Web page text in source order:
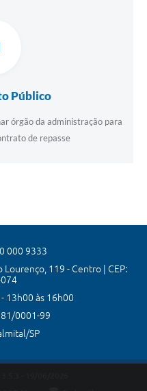
Público
órgão da administração para
de repasse
000 9333
119 - Centro | CEP:
13h00 às 16h00
0001-99
SP